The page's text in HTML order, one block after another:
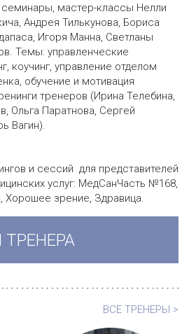
семинары, мастер-классы Нелли
Андрея Тилькунова, Бориса
Игоря Манна, Светланы
Темы: управленческие
коучинг, управление отделом
обучение и мотивация
тренеров (Ирина Телебина,
Ольга Паратнова, Сергей
Вагин).
и сессий для представителей
услуг: МедСанЧасть №168,
Хорошее зрение, Здравица.
ВСЕ ТРЕНЕРЫ >